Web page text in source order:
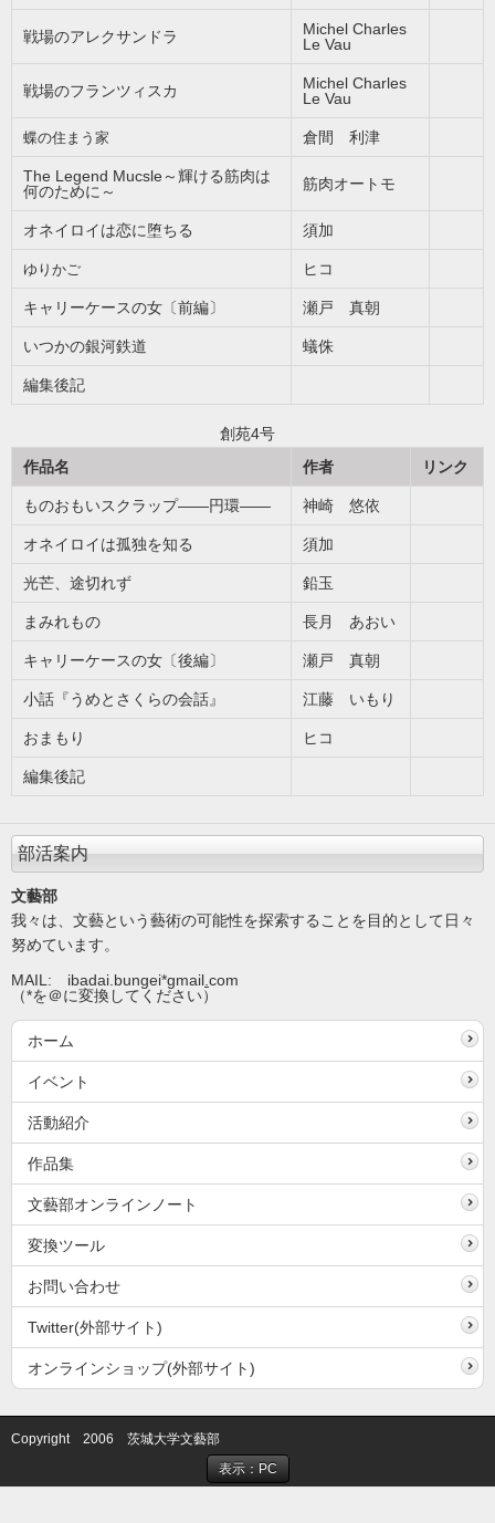
戦場のアレクサンドラ
Michel Charles
Le Vau
戦場のフランツィスカ
Michel Charles
Le Vau
蝶の住まう家 倉間 利津
The Legend Mucsle～輝ける筋肉は
何のために～
筋肉オートモ
オネイロイは恋に堕ちる 須加
ゆりかご ヒコ
キャリーケースの女〔前編〕 瀬戸 真朝
いつかの銀河鉄道 蟻侏
編集後記
創苑4号
作品名
作者 リンク
ものおもいスクラップ――円環―― 神崎 悠依
オネイロイは孤独を知る 須加
光芒、途切れず 鉛玉
まみれもの 長月 あおい
キャリーケースの女〔後編〕 瀬戸 真朝
小話『うめとさくらの会話』 江藤 いもり
おまもり ヒコ
編集後記
部活案内
文藝部
我々は、文藝という藝術の可能性を探索することを目的として日々
努めています。
MAIL: ibadai.bungei*gmail com
（*を＠に変換してください）
ホーム
イベント
活動紹介
作品集
文藝部オンラインノート
変換ツール
お問い合わせ
Twitter(外部サイト)
オンラインショップ(外部サイト)
Copyright 2006 茨城大学文藝部
表示：PC